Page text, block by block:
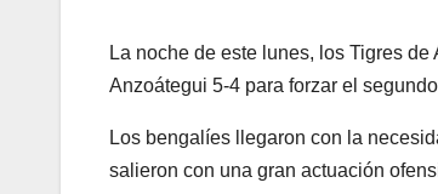
La noche de este lunes, los Tigres
Anzoátegui 5-4 para forzar el
Los bengalíes llegaron con la
salieron con una gran actuación